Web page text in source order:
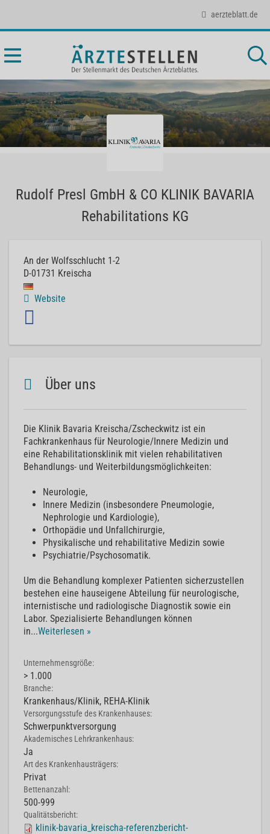
aerzteblatt.de
Rudolf Presl GmbH & CO KLINIK BAVARIA
Rehabilitations KG
An der Wolfsschlucht 1-2
D-01731 Kreischa
Website
Über uns
Die Klinik Bavaria Kreischa/Zscheckwitz ist ein
Fachkrankenhaus für Neurologie/Innere Medizin und
eine Rehabilitationsklinik mit vielen rehabilitativen
Behandlungs- und Weiterbildungsmöglichkeiten:
Neurologie,
Innere Medizin (insbesondere Pneumologie,
Nephrologie und Kardiologie),
Orthopädie und Unfallchirurgie,
Physikalische und rehabilitative Medizin sowie
Psychiatrie/Psychosomatik.
Um die Behandlung komplexer Patienten sicherzustellen
bestehen eine hauseigene Abteilung für neurologische,
internistische und radiologische Diagnostik sowie ein
Labor. Spezialisierte Behandlungen können
in...Weiterlesen »
Unternehmensgröße:
> 1.000
Branche:
Krankenhaus/Klinik, REHA-Klinik
Versorgungsstufe des Krankenhauses:
Schwerpunktversorgung
Akademisches Lehrkrankenhaus:
Ja
Art des Krankenhausträgers:
Privat
Bettenanzahl:
500-999
Qualitätsbericht:
klinik-bavaria_kreischa-referenzbericht-